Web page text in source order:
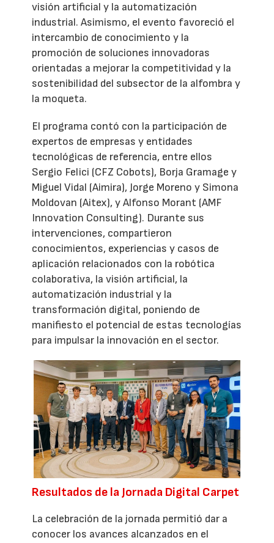
visión artificial y la automatización
industrial. Asimismo, el evento favoreció el
intercambio de conocimiento y la
promoción de soluciones innovadoras
orientadas a mejorar la competitividad y la
sostenibilidad del subsector de la alfombra y
la moqueta.
El programa contó con la participación de
expertos de empresas y entidades
tecnológicas de referencia, entre ellos
Sergio Felici (CFZ Cobots), Borja Gramage y
Miguel Vidal (Aimira), Jorge Moreno y Simona
Moldovan (Aitex), y Alfonso Morant (AMF
Innovation Consulting). Durante sus
intervenciones, compartieron
conocimientos, experiencias y casos de
aplicación relacionados con la robótica
colaborativa, la visión artificial, la
automatización industrial y la
transformación digital, poniendo de
manifiesto el potencial de estas tecnologías
para impulsar la innovación en el sector.
Resultados de la Jornada Digital Carpet
La celebración de la jornada permitió dar a
conocer los avances alcanzados en el